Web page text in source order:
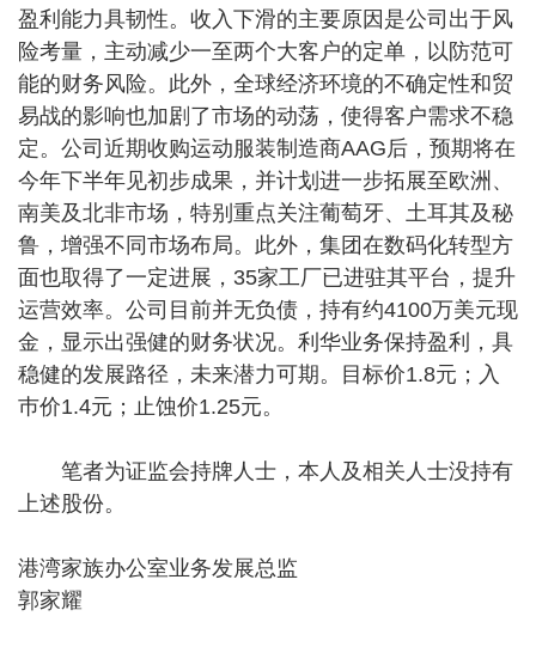
盈利能力具韧性。收入下滑的主要原因是公司出于风
险考量，主动减少一至两个大客户的定单，以防范可
能的财务风险。此外，全球经济环境的不确定性和贸
易战的影响也加剧了市场的动荡，使得客户需求不稳
定。公司近期收购运动服装制造商AAG后，预期将在
今年下半年见初步成果，并计划进一步拓展至欧洲、
南美及北非市场，特别重点关注葡萄牙、土耳其及秘
鲁，增强不同市场布局。此外，集团在数码化转型方
面也取得了一定进展，35家工厂已进驻其平台，提升
运营效率。公司目前并无负债，持有约4100万美元现
金，显示出强健的财务状况。利华业务保持盈利，具
稳健的发展路径，未来潜力可期。目标价1.8元；入
巿价1.4元；止蚀价1.25元。
笔者为证监会持牌人士，本人及相关人士没持有
上述股份。
港湾家族办公室业务发展总监
郭家耀